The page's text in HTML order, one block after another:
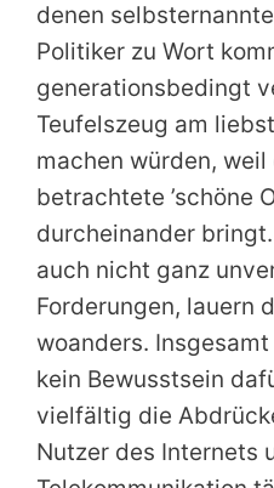
denen
Politiker zu Wort
generationsbedingt
Teufelszeug am
machen würden,
betrachtete ’schöne
durcheinander
auch nicht ganz
Forderungen, lauern
woanders.
kein Bewusstsein
vielfältig die
Nutzer des Internets